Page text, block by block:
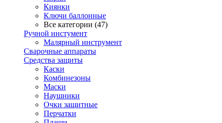
Киянки
Ключи баллонные
Все категории (47)
Ручной инстумент
Малярный инструмент
Сварочные аппараты
Средства защиты
Каски
Комбинезоны
Маски
Наушники
Очки защитные
Перчатки